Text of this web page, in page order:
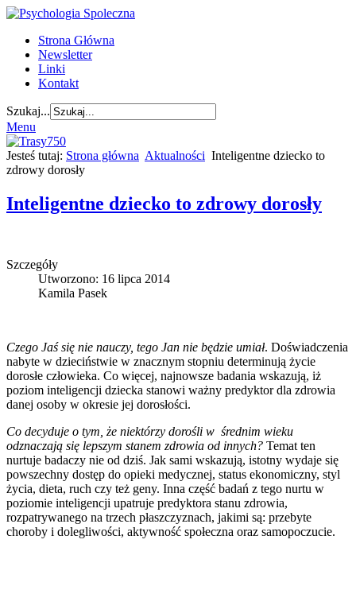
Strona Główna
Newsletter
Linki
Kontakt
Szukaj...
Menu
Jesteś tutaj: Strona główna Aktualności Inteligentne dziecko to
zdrowy dorosły
Inteligentne dziecko to zdrowy dorosły
Szczegóły
Utworzono: 16 lipca 2014
Kamila Pasek
Czego Jaś się nie nauczy, tego Jan nie będzie umiał. Doświadczenia
nabyte w dzieciństwie w znacznym stopniu determinują życie
dorosłe człowieka. Co więcej, najnowsze badania wskazują, iż
poziom inteligencji dziecka stanowi ważny predyktor dla zdrowia
danej osoby w okresie jej dorosłości.
Co decyduje o tym, że niektórzy dorośli w średnim wieku
odznaczają się lepszym stanem zdrowia od innych? Temat ten
nurtuje badaczy nie od dziś. Jak sami wskazują, istotny wydaje się
powszechny dostęp do opieki medycznej, status ekonomiczny, styl
życia, dieta, ruch czy też geny. Inna część badań z tego nurtu w
poziomie inteligencji upatruje predyktora stanu zdrowia,
rozpatrywanego na trzech płaszczyznach, jakimi są: przebyte
choroby i dolegliwości, aktywność społeczna oraz samopoczucie.